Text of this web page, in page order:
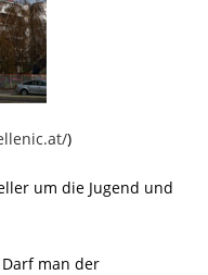
)
um die Jugend und
man der